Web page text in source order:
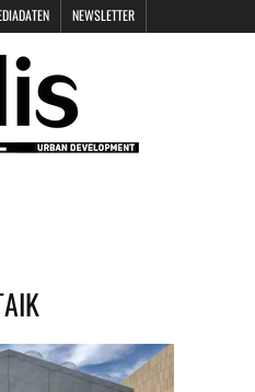
NEWSLETTER
DATENSCHUTZ